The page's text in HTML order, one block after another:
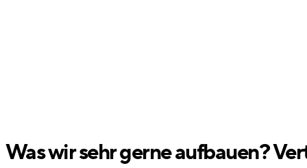
Was wir sehr gerne aufbauen?